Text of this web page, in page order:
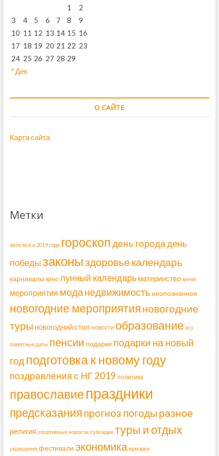
" Дек
1
2
3
4 5 6 7 8
9
10 11 12 13 14 15 16
17 18 19 20 21 22 23
24 25 26 27 28 29
О САЙТЕ
Карта сайта
Метки
авто всё о 2019 годе гороскоп день города день
победызаконыздоровье календарь
карнавалы кино лунный календарь материнство меню
мероприятия мода недвижимость неопознанное
новогодние мероприятия новогодние
туры новогодний стол новости образование огэ
памятные даты пенсии подарки подарки на новый
год подготовка к новому году
поздравления с НГ 2019 политика
православие праздники
предсказанияпрогноз погоды разное
религия спортивные новости субсидии туры и отдых
украшения фестивали экономика ярмарки